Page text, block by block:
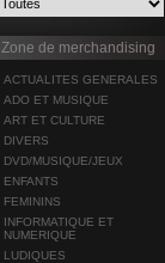
Zone de merchandising
ACTUALITES GENERALES
ADO ET MUSIQUE
ART ET CULTURE
DIVERS
DVD/MUSIQUE/JEUX
ENFANTS
FEMININS
INFORMATIQUE ET
NUMERIQUE
LUDIQUES